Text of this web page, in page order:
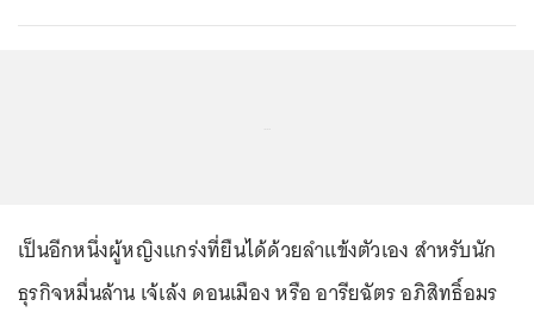
เป็นอีกหนึ่งผู้หญิงแกร่งที่ยืนได้ด้วยลำแข้งตัวเอง สำหรับนัก
ธุรกิจหมื่นล้าน เจ้เล้ง ดอนเมือง หรือ อารียฉัตร อภิสิทธิ์อมร